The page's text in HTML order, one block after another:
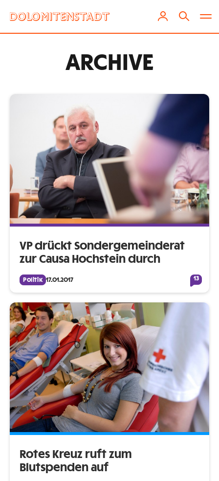
ARCHIVE
VP drückt Sondergemeinderat
zur Causa Hochstein durch
Politik 17.01.2017 13
Rotes Kreuz ruft zum
Blutspenden auf